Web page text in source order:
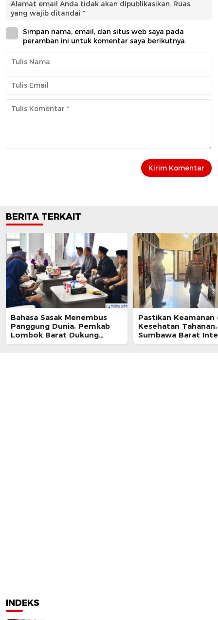
Alamat email Anda tidak akan dipublikasikan. Ruas
yang wajib ditandai *
Simpan nama, email, dan situs web saya pada
peramban ini untuk komentar saya berikutnya.
BERITA TERKAIT
Bahasa Sasak Menembus
Panggung Dunia, Pemkab
Lombok Barat Dukung
Kongres Internasional
Pastikan Keamanan
Kesehatan
Sumbawa Barat
Pengecekan Rutan
INDEKS